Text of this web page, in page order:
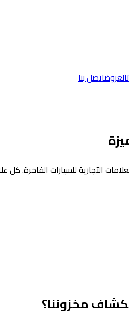
العروضاتصل بنا
التجارية للسيارات الفاخرة. كل
مخزوننا؟